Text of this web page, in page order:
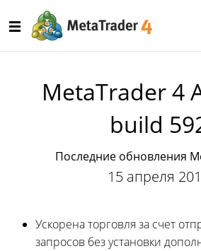
MetaTrader 4
build
Последние обновления
15 апреля
Ускорена торговля за счет
запросов без установки